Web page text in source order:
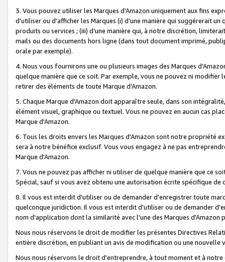
3. Vous pouvez utiliser les Marques d'Amazon uniquement aux fins
d'utiliser ou d'afficher les Marques (i) d’une manière qui suggérerait
produits ou services ; (iii) d’une manière qui, à notre discrétion,
mails ou des documents hors ligne (dans tout document imprimé,
orale par exemple).
4. Nous vous fournirons une ou plusieurs images des Marques
quelque manière que ce soit. Par exemple, vous ne pouvez ni
retirer des éléments de toute Marque d'Amazon.
5. Chaque Marque d'Amazon doit apparaître seule, dans son
élément visuel, graphique ou textuel. Vous ne pouvez en aucun cas
Marque d'Amazon.
6. Tous les droits envers les Marques d'Amazon sont notre propriété
sera à notre bénéfice exclusif. Vous vous engagez à ne pas
Marque d'Amazon.
7. Vous ne pouvez pas afficher ni utiliser de quelque manière que ce
Spécial, sauf si vous avez obtenu une autorisation écrite spécifique de
8. Il vous est interdit d'utiliser ou de demander d'enregistrer toute
quelconque juridiction. Il vous est interdit d'utiliser ou de demander
nom d'application dont la similarité avec l'une des Marques
Nous nous réservons le droit de modifier les présentes Directives
entière discrétion, en publiant un avis de modification ou une nouvelle
Nous nous réservons le droit d'entreprendre, à tout moment et à